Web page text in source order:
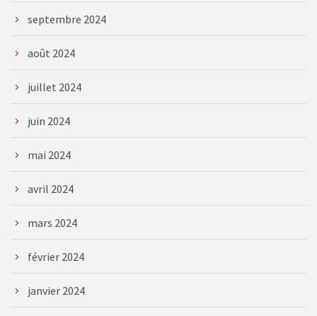
septembre 2024
août 2024
juillet 2024
juin 2024
mai 2024
avril 2024
mars 2024
février 2024
janvier 2024